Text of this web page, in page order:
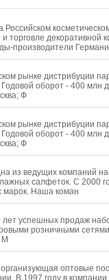
торговле
производители
рынке дистрибуции
оборот - 400
Ф
рынке дистрибуции
оборот - 400
Ф
из ведущих компаний
салфеток. С 2000
марок. Наша коман
успешных продаж
розничными
оптовые
В 1997 году в